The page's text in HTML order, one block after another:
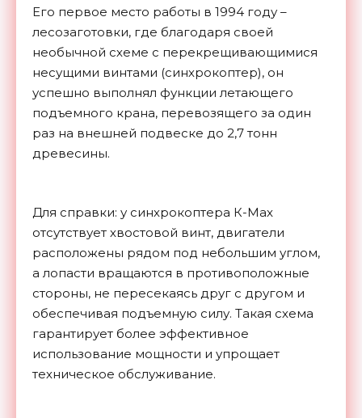
Его первое место работы в 1994 году –
лесозаготовки, где благодаря своей
необычной схеме с перекрещивающимися
несущими винтами (синхрокоптер), он
успешно выполнял функции летающего
подъемного крана, перевозящего за один
раз на внешней подвеске до 2,7 тонн
древесины.
Для справки: у синхрокоптера К-Мах
отсутствует хвостовой винт, двигатели
расположены рядом под небольшим углом,
а лопасти вращаются в противоположные
стороны, не пересекаясь друг с другом и
обеспечивая подъемную силу. Такая схема
гарантирует более эффективное
использование мощности и упрощает
техническое обслуживание.